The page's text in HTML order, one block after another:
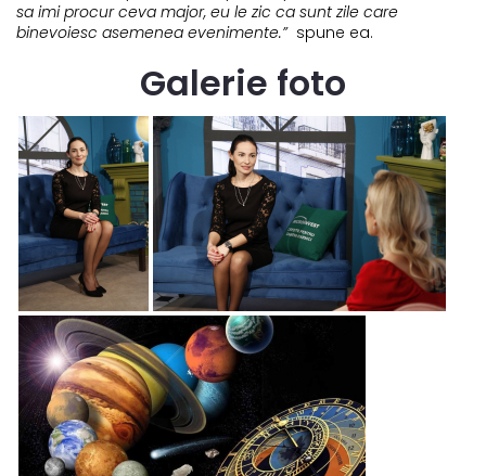
sa imi procur ceva major, eu le zic ca sunt zile care
binevoiesc asemenea evenimente.” spune ea.
Galerie foto